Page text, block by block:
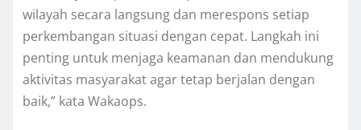
wilayah secara langsung dan merespons setiap
perkembangan situasi dengan cepat. Langkah ini
penting untuk menjaga keamanan dan mendukung
aktivitas masyarakat agar tetap berjalan dengan
baik,” kata Wakaops.